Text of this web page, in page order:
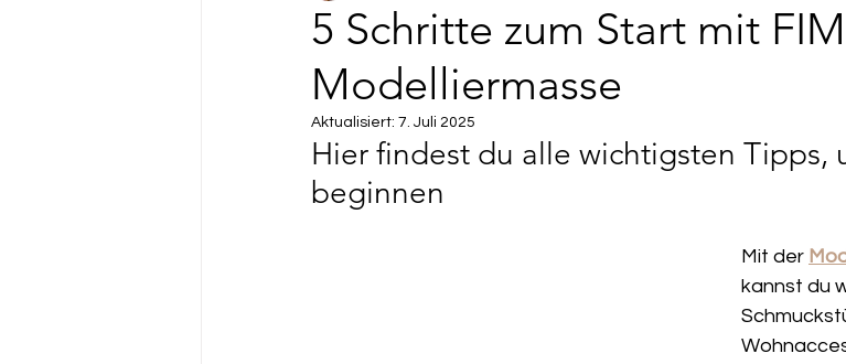
5 Schritte zum Start mit
Modelliermasse
Aktualisiert: 7. Juli 2025
Hier findest du alle wichtigsten Tipps,
beginnen
Mit der
kannst du